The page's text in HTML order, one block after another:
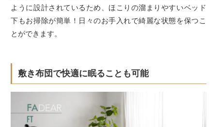
ように設計されているため、ほこりの溜まりやすいベッド
下もお掃除が簡単！日々のお手入れで綺麗な状態を保つこ
とができます。
敷き布団で快適に眠ることも可能